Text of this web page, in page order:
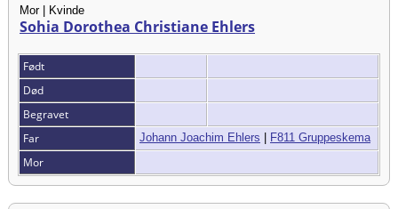
Mor | Kvinde
Sohia Dorothea Christiane Ehlers
Født
Død
Begravet
Far
Johann Joachim Ehlers | F811 Gruppeskema
Mor